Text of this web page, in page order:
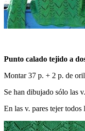
Punto calado tejido a
Montar 37 p. + 2 p. de
Se han dibujado sólo las
En las v. pares tejer todos